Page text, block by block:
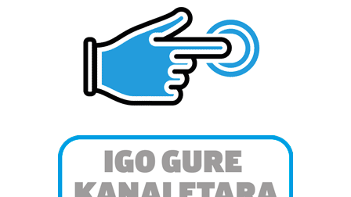
buruzko informazio gehiago eta ezarri zure lehentasunak
datuen atalean. Edozein unetan alda edo ken dezakezu
zure baimena Cookieen adierazpenean.
Webgune honek cookie propioak eta hirugarrenen cookie-
fitxategiak erabiltzen ditu. Zure esperientzia eta
baliatzen gara. Ohar hau onartuz gero, teknologia hori
erabiltzeko baimen esplizitua ematen diguzu.
Gehiago